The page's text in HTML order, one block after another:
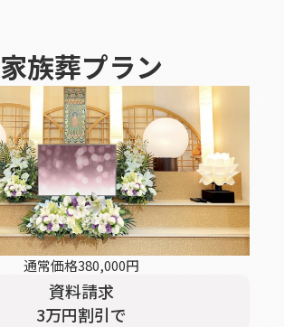
家族葬プラン
通常価格380,000円
資料請求
3万円割引で